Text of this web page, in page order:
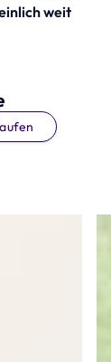
weit